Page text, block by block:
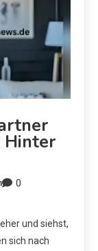
Hinter
0
und siehst,
sich nach